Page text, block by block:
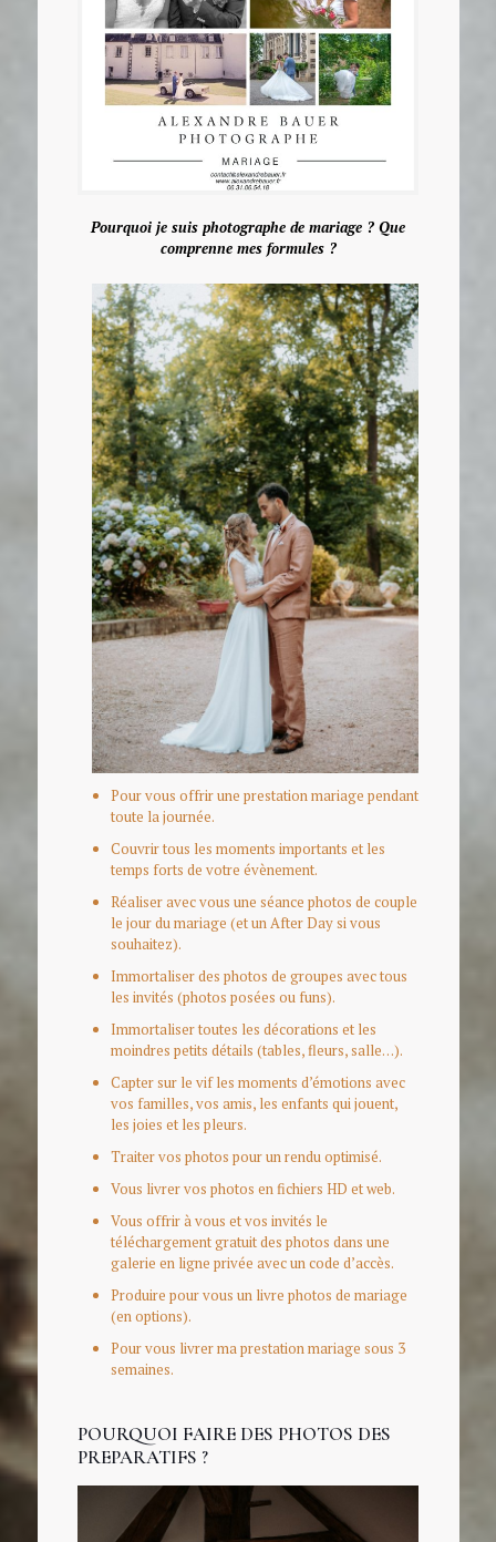
Pourquoi je suis photographe de mariage ? Que
comprenne mes formules ?
Pour vous offrir une prestation mariage pendant
toute la journée.
Couvrir tous les moments importants et les
temps forts de votre évènement.
Réaliser avec vous une séance photos de couple
le jour du mariage (et un After Day si vous
souhaitez).
Immortaliser des photos de groupes avec tous
les invités (photos posées ou funs).
Immortaliser toutes les décorations et les
moindres petits détails (tables, fleurs, salle…).
Capter sur le vif les moments d’émotions avec
vos familles, vos amis, les enfants qui jouent,
les joies et les pleurs.
Traiter vos photos pour un rendu optimisé.
Vous livrer vos photos en fichiers HD et web.
Vous offrir à vous et vos invités le
téléchargement gratuit des photos dans une
galerie en ligne privée avec un code d’accès.
Produire pour vous un livre photos de mariage
(en options).
Pour vous livrer ma prestation mariage sous 3
semaines.
POURQUOI FAIRE DES PHOTOS DES
PREPARATIFS ?